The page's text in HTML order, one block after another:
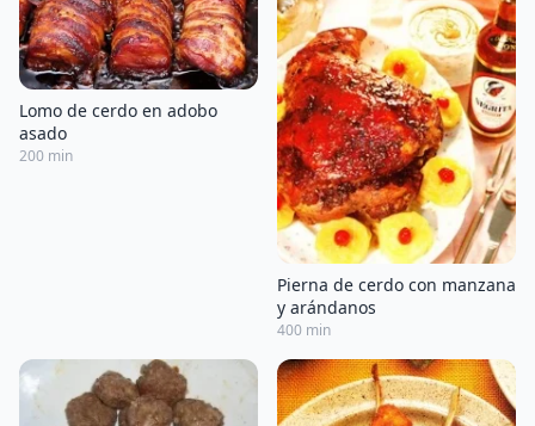
Lomo de cerdo en adobo
asado
200 min
Pierna de cerdo con manzana
y arándanos
400 min